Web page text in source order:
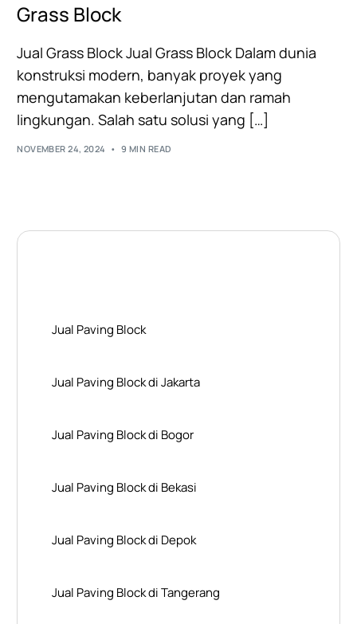
Grass Block
Jual Grass Block Jual Grass Block Dalam dunia
konstruksi modern, banyak proyek yang
mengutamakan keberlanjutan dan ramah
lingkungan. Salah satu solusi yang […]
NOVEMBER 24, 2024 9 MIN READ
Jual Paving Block
Jual Paving Block di Jakarta
Jual Paving Block di Bogor
Jual Paving Block di Bekasi
Jual Paving Block di Depok
Jual Paving Block di Tangerang